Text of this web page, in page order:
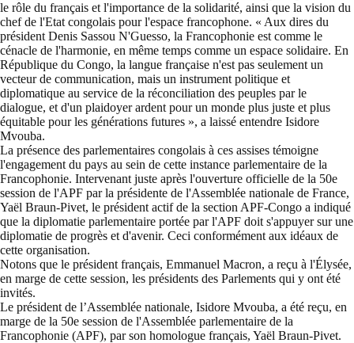
le rôle du français et l'importance de la solidarité, ainsi que la vision du
chef de l'Etat congolais pour l'espace francophone. « Aux dires du
président Denis Sassou N'Guesso, la Francophonie est comme le
cénacle de l'harmonie, en même temps comme un espace solidaire. En
République du Congo, la langue française n'est pas seulement un
vecteur de communication, mais un instrument politique et
diplomatique au service de la réconciliation des peuples par le
dialogue, et d'un plaidoyer ardent pour un monde plus juste et plus
équitable pour les générations futures », a laissé entendre Isidore
Mvouba.
La présence des parlementaires congolais à ces assises témoigne
l'engagement du pays au sein de cette instance parlementaire de la
Francophonie. Intervenant juste après l'ouverture officielle de la 50e
session de l'APF par la présidente de l'Assemblée nationale de France,
Yaël Braun-Pivet, le président actif de la section APF-Congo a indiqué
que la diplomatie parlementaire portée par l'APF doit s'appuyer sur une
diplomatie de progrès et d'avenir. Ceci conformément aux idéaux de
cette organisation.
Notons que le président français, Emmanuel Macron, a reçu à l'Élysée,
en marge de cette session, les présidents des Parlements qui y ont été
invités.
Le président de l’Assemblée nationale, Isidore Mvouba, a été reçu, en
marge de la 50e session de l'Assemblée parlementaire de la
Francophonie (APF), par son homologue français, Yaël Braun-Pivet.